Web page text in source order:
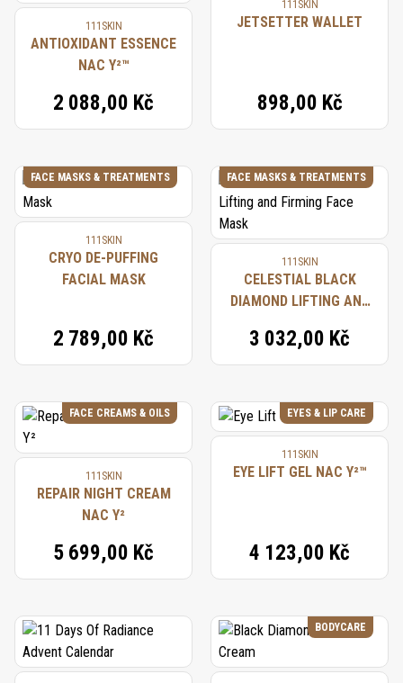
111SKIN
ANTIOXIDANT ESSENCE
NAC Y²™
2 088,00 Kč
111SKIN
JETSETTER WALLET
898,00 Kč
FACE MASKS & TREATMENTS
111SKIN
CRYO DE-PUFFING
FACIAL MASK
2 789,00 Kč
FACE MASKS & TREATMENTS
111SKIN
CELESTIAL BLACK
DIAMOND LIFTING AND
3 032,00 Kč
FACE CREAMS & OILS
111SKIN
REPAIR NIGHT CREAM
NAC Y²
5 699,00 Kč
EYES & LIP CARE
111SKIN
EYE LIFT GEL NAC Y²™
4 123,00 Kč
BODYCARE